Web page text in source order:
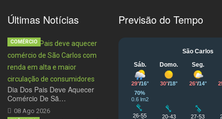
Últimas Notícias
Dia Dos Pais Deve Aquecer
Comércio De Sã…
08 Ago 2026
COMÉRCIO
Previsão do Tempo